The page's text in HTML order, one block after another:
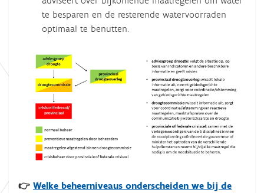
te besparen en de resterende watervoorraden
optimaal te benutten.
👉 Welke beheerniveaus onderscheiden we bij de